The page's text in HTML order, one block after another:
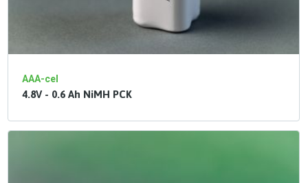
AAA-cel
4.8V - 0.6 Ah NiMH PCK